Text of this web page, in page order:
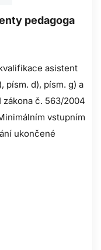
pedagoga
asistent
písm. d), písm. g) a
zákona č. 563/2004
vstupním
ukončené